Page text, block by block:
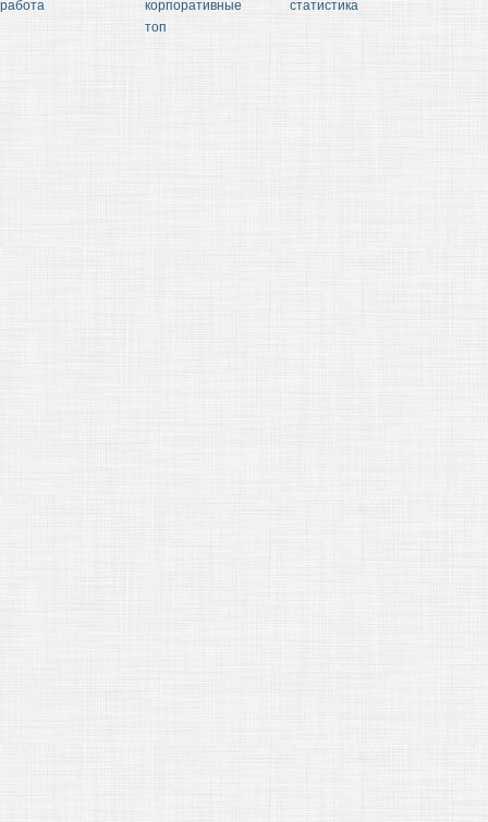
работа
корпоративные
топ
статистика